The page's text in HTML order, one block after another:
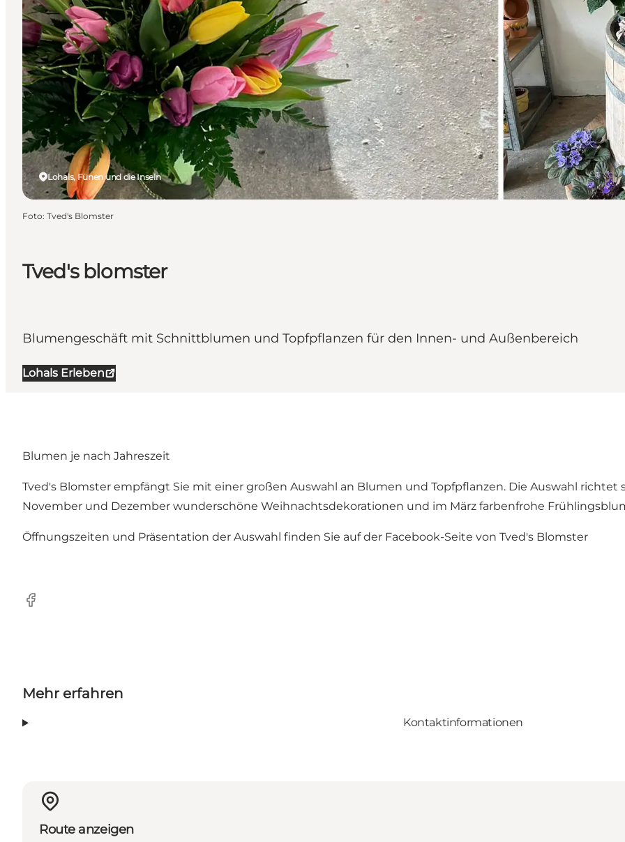
Tved's blomster
Blumengeschäft mit Schnittblumen und Topfpflanzen für den Innen- und Außenbereich
Lohals Erleben
Lohals, Fünen und die Inseln
Foto: Tved's Blomster
Blumen je nach Jahreszeit
Tved's Blomster empfängt Sie mit einer großen Auswahl an Blumen und Topfpflanzen. Die Auswahl richtet
November und Dezember wunderschöne Weihnachtsdekorationen und im März farbenfrohe
Öffnungszeiten und Präsentation der Auswahl finden Sie auf der Facebook-Seite von Tved's Blomster
Facebook
Mehr erfahren
Kontaktinformationen
Route anzeigen